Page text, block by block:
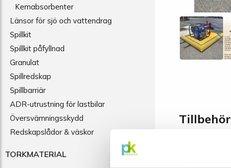
Kemabsorbenter
Länsor för sjö och vattendrag
Spillkit
Spillkit påfyllnad
Granulat
Spillredskap
Spillbarriär
ADR-utrustning för lastbilar
Översvämningsskydd
Redskapslådor & väskor
TORKMATERIAL
Tillbehör